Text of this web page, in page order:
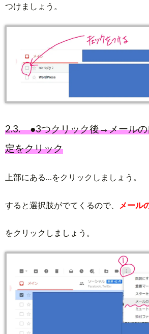
つけましょう。
2.3. ●3つクリック後→メールの
定をクリック
上部にある…をクリックしましょう。
すると選択肢がでてくるので、 メール
をクリックしましょう。